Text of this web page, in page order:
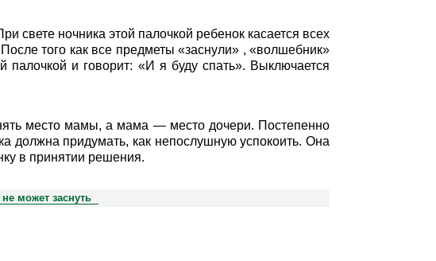
свете ночника этой палочкой ребенок касается всех
того как все предметы «заснули» , «волшебник»
палочкой и говорит: «И я буду спать». Выключается
место мамы, а мама — место дочери. Постепенно
должна придумать, как непослушную успокоить. Она
в принятии решения.
может заснуть